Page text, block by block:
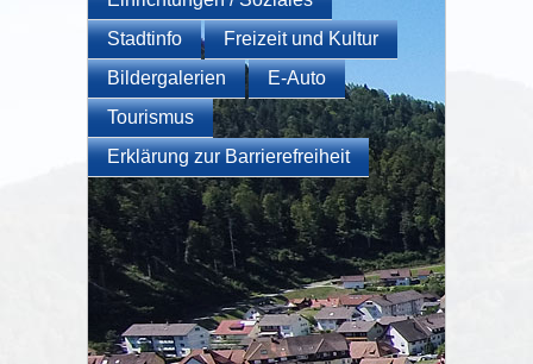
Stadtinfo
Freizeit und Kultur
Bildergalerien
E-Auto
Tourismus
Erklärung zur Barrierefreiheit